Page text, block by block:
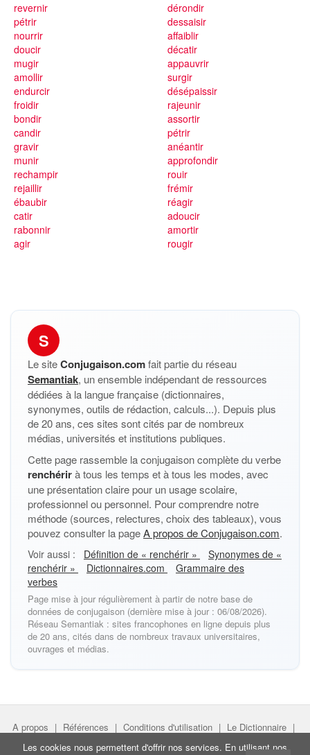
revernir
pétrir
nourrir
doucir
mugir
amollir
endurcir
froidir
bondir
dérondir
dessaisir
affaiblir
décatir
appauvrir
surgir
désépaissir
rajeunir
assortir
candir
gravir
munir
rechampir
rejaillir
ébaubir
catir
rabonnir
agir
pétrir
anéantir
approfondir
rouir
frémir
réagir
adoucir
amortir
rougir
S
Le siteConjugaison.comfait partie du réseau
Semantiak, un ensemble indépendant de ressources
dédiées à la langue française (dictionnaires,
synonymes, outils de rédaction, calculs...). Depuis plus
de 20 ans, ces sites sont cités par de nombreux
médias, universités et institutions publiques.
Cette page rassemble la conjugaison complète du verbe
renchérirà tous les temps et à tous les modes, avec
une présentation claire pour un usage scolaire,
professionnel ou personnel. Pour comprendre notre
méthode (sources, relectures, choix des tableaux), vous
pouvez consulter la pageA propos de Conjugaison.com.
Voir aussi : Définition de « renchérir »
Synonymes de «
renchérir »
Dictionnaires.com
Grammaire des
verbes
Page mise à jour régulièrement à partir de notre base de
données de conjugaison (dernière mise à jour : 06/08/2026).
Réseau Semantiak : sites francophones en ligne depuis plus
de 20 ans, cités dans de nombreux travaux universitaires,
ouvrages et médias.
A propos | Références | Conditions d'utilisation | Le Dictionnaire |
Faire un lien | Liens utiles
Les cookies nous permettent d'offrir nos services. En utilisant nos